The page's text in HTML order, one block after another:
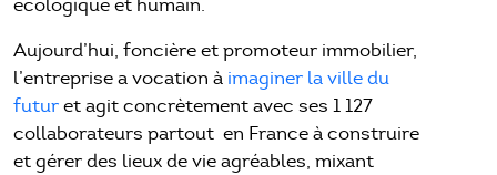
écologique et humain.
Aujourd’hui, foncière et promoteur immobilier,
l’entreprise a vocation à imaginer la ville du
futuret agit concrètement avec ses 1 127
collaborateurs partout en France à construire
et gérer des lieux de vie agréables, mixant